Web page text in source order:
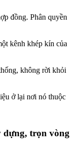
đồng. Phân quyền
kênh khép kín của
không rời khỏi
ở lại nơi nó thuộc
trọn vòng